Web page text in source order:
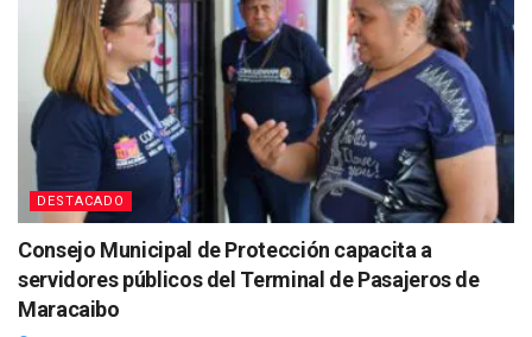
DESTACADO
Consejo Municipal de Protección capacita a
servidores públicos del Terminal de Pasajeros de
Maracaibo